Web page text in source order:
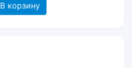
В корзину